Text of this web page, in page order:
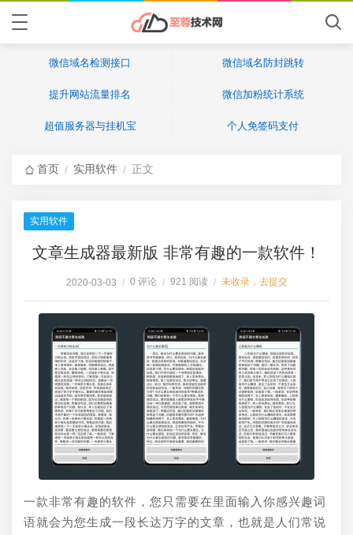
微信域名检测接口 微信域名防封跳转
提升网站流量排名 微信加粉统计系统
超值服务器与挂机宝 个人免签码支付
首页 / 实用软件 / 正文
实用软件
文章生成器最新版 非常有趣的一款软件！
2020-03-03 / 0 评论 / 921 阅读 / 未收录，去提交
一款非常有趣的软件，您只需要在里面输入你感兴趣词
语就会为您生成一段长达万字的文章，也就是人们常说